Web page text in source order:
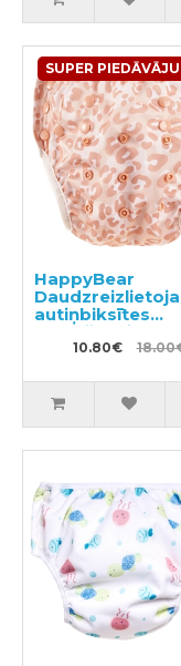
SUPER
HappyBear
autiņbiksītes
peldēšanai
10.80€